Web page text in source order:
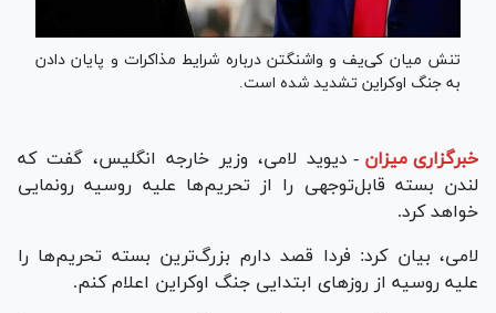
تنش میان کی‌یف و واشنگتن درباره شرایط مذاکرات و پایان دادن
به جنگ اوکراین تشدید شده است.
خبرگزاری میزان - دیوید لامی، وزیر خارجه انگلیس، گفت که
لندن بسته قابل‌توجهی را از تحریم‌ها علیه روسیه رونمایی
خواهد کرد.
لامی، بیان کرد: فردا قصد دارم بزرگ‌ترین بسته تحریم‌ها را
علیه روسیه از روز‌های ابتدایی جنگ اوکراین اعلام کنم.